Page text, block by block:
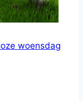
woensdag